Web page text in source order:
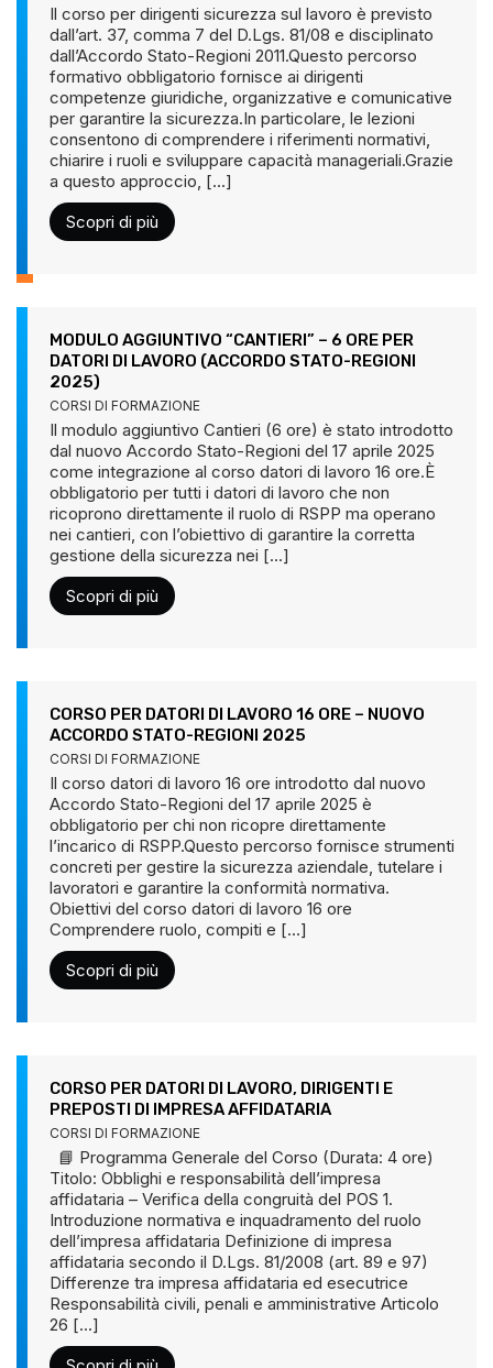
Il corso per dirigenti sicurezza sul lavoro è previsto
dall’art. 37, comma 7 del D.Lgs. 81/08 e disciplinato
dall’Accordo Stato-Regioni 2011.Questo percorso
formativo obbligatorio fornisce ai dirigenti
competenze giuridiche, organizzative e comunicative
per garantire la sicurezza.In particolare, le lezioni
consentono di comprendere i riferimenti normativi,
chiarire i ruoli e sviluppare capacità manageriali.Grazie
a questo approccio, [...]
Scopri di più
MODULO AGGIUNTIVO “CANTIERI” – 6 ORE PER
DATORI DI LAVORO (ACCORDO STATO-REGIONI
2025)
CORSI DI FORMAZIONE
Il modulo aggiuntivo Cantieri (6 ore) è stato introdotto
dal nuovo Accordo Stato-Regioni del 17 aprile 2025
come integrazione al corso datori di lavoro 16 ore.È
obbligatorio per tutti i datori di lavoro che non
ricoprono direttamente il ruolo di RSPP ma operano
nei cantieri, con l’obiettivo di garantire la corretta
gestione della sicurezza nei [...]
Scopri di più
CORSO PER DATORI DI LAVORO 16 ORE – NUOVO
ACCORDO STATO-REGIONI 2025
CORSI DI FORMAZIONE
Il corso datori di lavoro 16 ore introdotto dal nuovo
Accordo Stato-Regioni del 17 aprile 2025 è
obbligatorio per chi non ricopre direttamente
l’incarico di RSPP.Questo percorso fornisce strumenti
concreti per gestire la sicurezza aziendale, tutelare i
lavoratori e garantire la conformità normativa.
Obiettivi del corso datori di lavoro 16 ore
Comprendere ruolo, compiti e [...]
Scopri di più
CORSO PER DATORI DI LAVORO, DIRIGENTI E
PREPOSTI DI IMPRESA AFFIDATARIA
CORSI DI FORMAZIONE
📘 Programma Generale del Corso (Durata: 4 ore)
Titolo: Obblighi e responsabilità dell’impresa
affidataria – Verifica della congruità del POS 1.
Introduzione normativa e inquadramento del ruolo
dell’impresa affidataria Definizione di impresa
affidataria secondo il D.Lgs. 81/2008 (art. 89 e 97)
Differenze tra impresa affidataria ed esecutrice
Responsabilità civili, penali e amministrative Articolo
26 [...]